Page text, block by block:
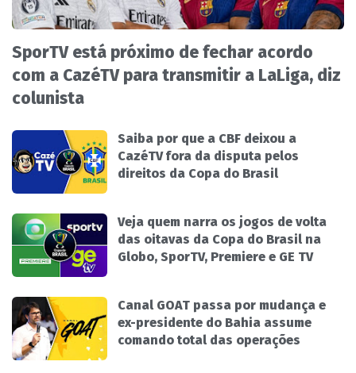
SporTV está próximo de fechar acordo
com a CazéTV para transmitir a LaLiga, diz
colunista
Saiba por que a CBF deixou a
CazéTV fora da disputa pelos
direitos da Copa do Brasil
Veja quem narra os jogos de volta
das oitavas da Copa do Brasil na
Globo, SporTV, Premiere e GE TV
Canal GOAT passa por mudança e
ex-presidente do Bahia assume
comando total das operações